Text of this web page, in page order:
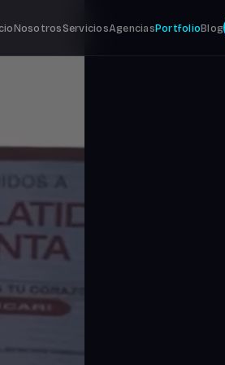
NosotrosServiciosAgenciasPortfolioBlog